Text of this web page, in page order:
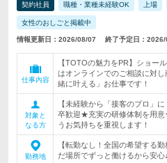
契約社員 職種・業種未経験OK 上場
女性のおしごと掲載中
情報更新日：2026/08/07 終了予定日：
仕事内容
【TOTOの魅力をPR】ショー
はオンラインでのご相談に対
緒に叶える」お仕事です！
対象と
なる方
【未経験から「接客のプロ」
卒歓迎★充実の研修体制を用
うお気持ちを重視します！
勤務地
【転勤なし！全国の希望する
だ場所でずっと働けるから安心